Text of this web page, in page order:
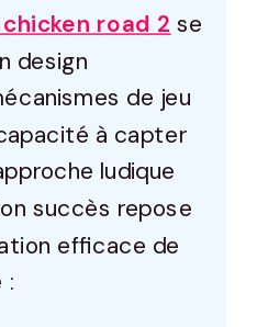
road 2 se
design
de jeu
à capter
ludique
succès repose
efficace de
: